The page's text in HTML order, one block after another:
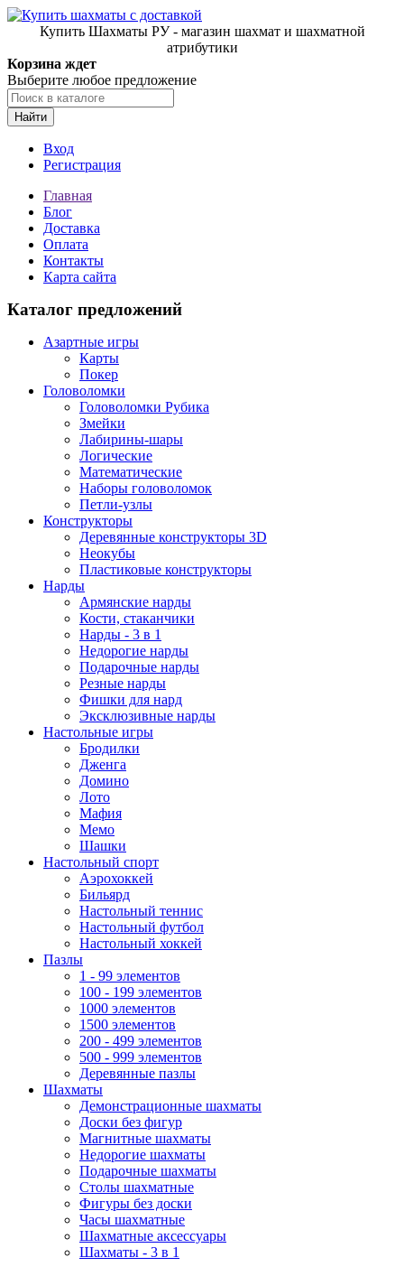
Купить Шахматы РУ - магазин шахмат и шахматной
атрибутики
Корзина ждет
Выберите любое предложение
Найти
Вход
Регистрация
Главная
Блог
Доставка
Оплата
Контакты
Карта сайта
Каталог предложений
Азартные игры
Карты
Покер
Головоломки
Головоломки Рубика
Змейки
Лабирины-шары
Логические
Математические
Наборы головоломок
Петли-узлы
Конструкторы
Деревянные конструкторы 3D
Неокубы
Пластиковые конструкторы
Нарды
Армянские нарды
Кости, стаканчики
Нарды - 3 в 1
Недорогие нарды
Подарочные нарды
Резные нарды
Фишки для нард
Эксклюзивные нарды
Настольные игры
Бродилки
Дженга
Домино
Лото
Мафия
Мемо
Шашки
Настольный спорт
Аэрохоккей
Бильярд
Настольный теннис
Настольный футбол
Настольный хоккей
Пазлы
1 - 99 элементов
100 - 199 элементов
1000 элементов
1500 элементов
200 - 499 элементов
500 - 999 элементов
Деревянные пазлы
Шахматы
Демонстрационные шахматы
Доски без фигур
Магнитные шахматы
Недорогие шахматы
Подарочные шахматы
Столы шахматные
Фигуры без доски
Часы шахматные
Шахматные аксессуары
Шахматы - 3 в 1